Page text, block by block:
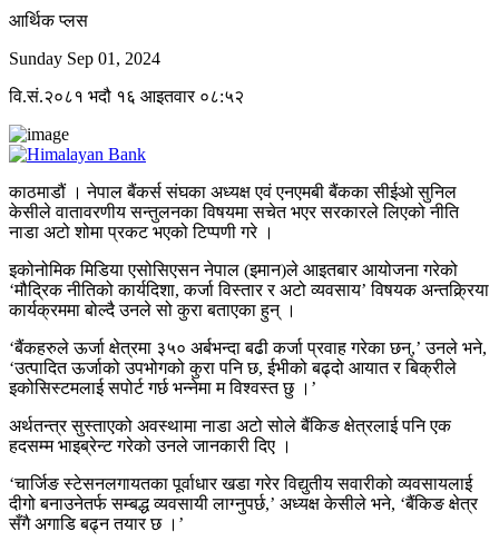
आर्थिक प्लस
Sunday Sep 01, 2024
वि.सं.२०८१ भदौ १६ आइतवार ०८:५२
काठमाडौं । नेपाल बैंकर्स संघका अध्यक्ष एवं एनएमबी बैंकका सीईओ सुनिल
केसीले वातावरणीय सन्तुलनका विषयमा सचेत भएर सरकारले लिएको नीति
नाडा अटो शोमा प्रकट भएको टिप्पणी गरे ।
इकोनोमिक मिडिया एसोसिएसन नेपाल (इमान)ले आइतबार आयोजना गरेको
‘मौद्रिक नीतिको कार्यदिशा, कर्जा विस्तार र अटो व्यवसाय’ विषयक अन्तक्र्रिया
कार्यक्रममा बोल्दै उनले सो कुरा बताएका हुन् ।
‘बैंकहरुले ऊर्जा क्षेत्रमा ३५० अर्बभन्दा बढी कर्जा प्रवाह गरेका छन्,’ उनले भने,
‘उत्पादित ऊर्जाको उपभोगको कुरा पनि छ, ईभीको बढ्दो आयात र बिक्रीले
इकोसिस्टमलाई सपोर्ट गर्छ भन्नेमा म विश्वस्त छु ।’
अर्थतन्त्र सुस्ताएको अवस्थामा नाडा अटो सोले बैंकिङ क्षेत्रलाई पनि एक
हदसम्म भाइब्रेन्ट गरेको उनले जानकारी दिए ।
‘चार्जिङ स्टेसनलगायतका पूर्वाधार खडा गरेर विद्युतीय सवारीको व्यवसायलाई
दीगो बनाउनेतर्फ सम्बद्ध व्यवसायी लाग्नुपर्छ,’ अध्यक्ष केसीले भने, ‘बैंकिङ क्षेत्र
सँगै अगाडि बढ्न तयार छ ।’